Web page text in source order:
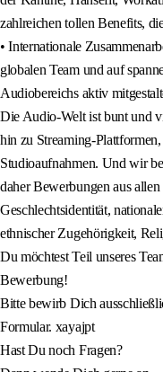
zahlreichen tollen Benefits,
• Internationale
globalen Team und auf
Audiobereichs aktiv
Die Audio-Welt ist bunt und
hin zu Streaming-
Studioaufnahmen. Und wir
daher Bewerbungen aus
Geschlechtsidentität,
ethnischer Zugehörigkeit,
Du möchtest Teil unseres
Bewerbung!
Bitte bewirb Dich
Formular. xayajpt
Hast Du noch Fragen?